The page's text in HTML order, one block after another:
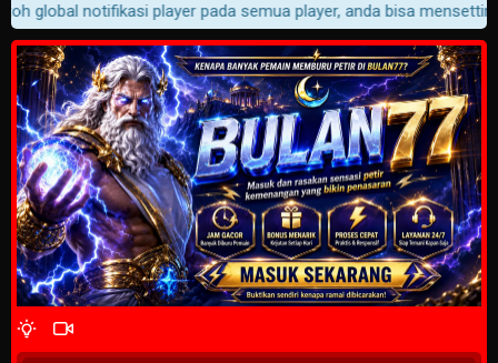
global notifikasi player pada semua player, anda bisa
Tunggu 2 Detik
4 Wait Time